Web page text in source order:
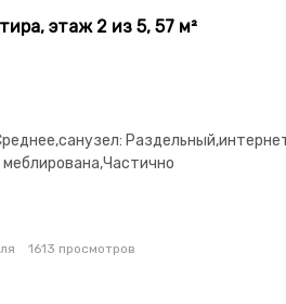
этаж 2 из 5, 57 м²
изолированы,Новая
1613 просмотров